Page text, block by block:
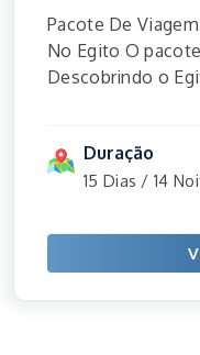
Pacote De
No Egito O
Descobrindo o
Duração
15 Dias / 14